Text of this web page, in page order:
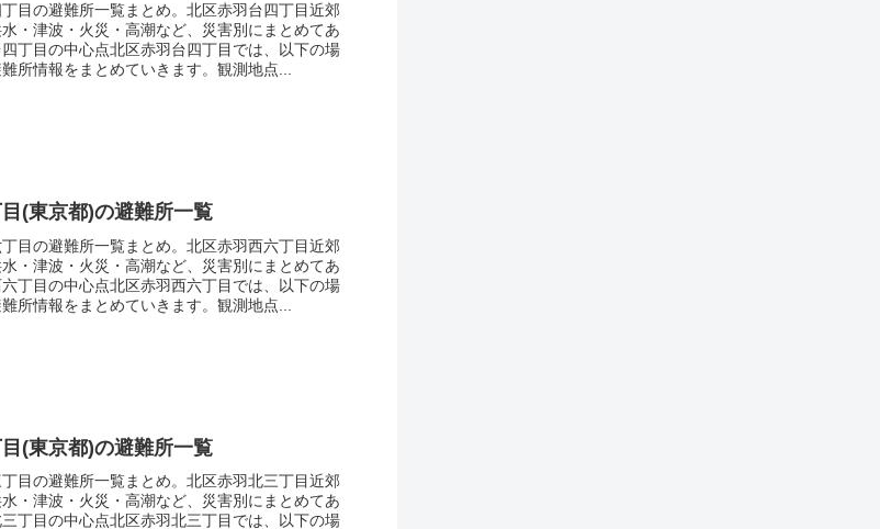
目の避難所一覧まとめ。北区赤羽台四丁目近郊
・津波・火災・高潮など、災害別にまとめてあ
丁目の中心点北区赤羽台四丁目では、以下の場
所情報をまとめていきます。観測地点...
(東京都)の避難所一覧
目の避難所一覧まとめ。北区赤羽西六丁目近郊
・津波・火災・高潮など、災害別にまとめてあ
丁目の中心点北区赤羽西六丁目では、以下の場
所情報をまとめていきます。観測地点...
(東京都)の避難所一覧
目の避難所一覧まとめ。北区赤羽北三丁目近郊
・津波・火災・高潮など、災害別にまとめてあ
丁目の中心点北区赤羽北三丁目では、以下の場